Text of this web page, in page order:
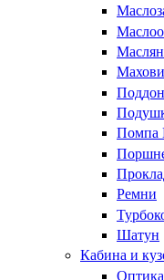
Поддон
Помпа
Ремни
Шатун
Кабина и
Оптика